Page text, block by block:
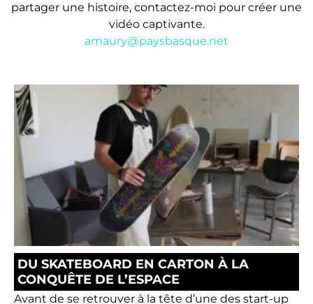
partager une histoire, contactez-moi pour créer une
vidéo captivante.
amaury@paysbasque.net
DU SKATEBOARD EN CARTON À LA
CONQUÊTE DE L’ESPACE
Avant de se retrouver à la tête d’une des start-up